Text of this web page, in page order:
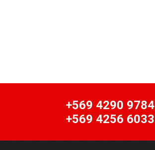
+569 4290 9784
+569 4256 6033